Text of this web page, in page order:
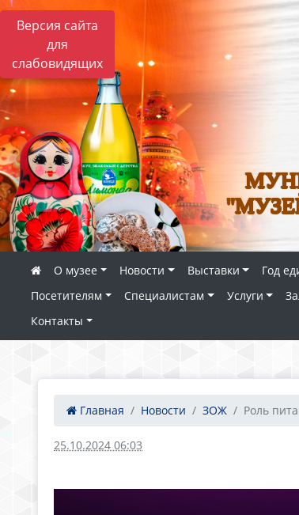
Версия сайта
для
слабовидящих
О музее Новости Выставки Год
Посетителям
Специалистам Услуги
Контакты
Главная Новости ЗОЖ Роль
25.10.2024 06:03